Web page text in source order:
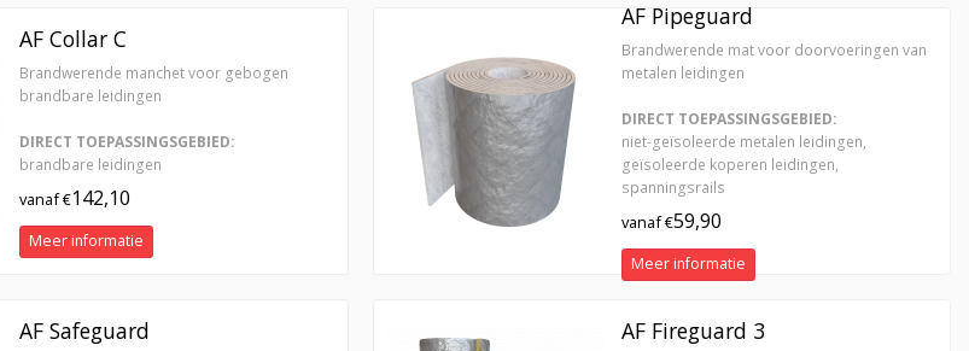
AF Collar C
Brandwerende manchet voor gebogen
brandbare leidingen
DIRECT TOEPASSINGSGEBIED:
brandbare leidingen
vanaf €142,10
Meer informatie
AF Pipeguard
Brandwerende mat voor doorvoeringen van
metalen leidingen
DIRECT TOEPASSINGSGEBIED:
niet-geïsoleerde metalen leidingen,
geïsoleerde koperen leidingen,
spanningsrails
vanaf €59,90
Meer informatie
AF Safeguard AF Fireguard 3